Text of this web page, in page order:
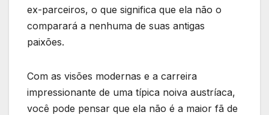
ex-parceiros, o que significa que ela não o
comparará a nenhuma de suas antigas
paixões.
Com as visões modernas e a carreira
impressionante de uma típica noiva austríaca,
você pode pensar que ela não é a maior fã de